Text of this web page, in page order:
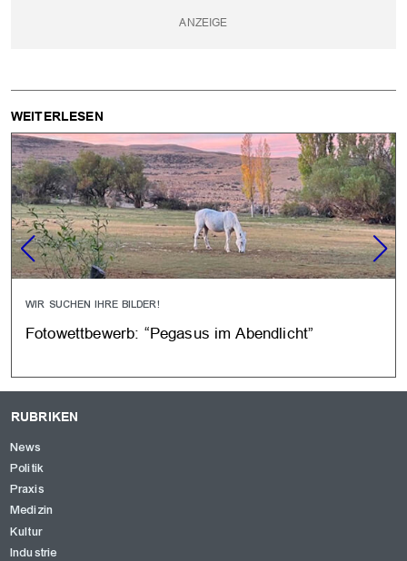
WEITERLESEN
WIR SUCHEN IHRE BILDER!
Fotowettbewerb: “Pegasus im Abendlicht”
RUBRIKEN
News
Politik
Praxis
Medizin
Kultur
Industrie